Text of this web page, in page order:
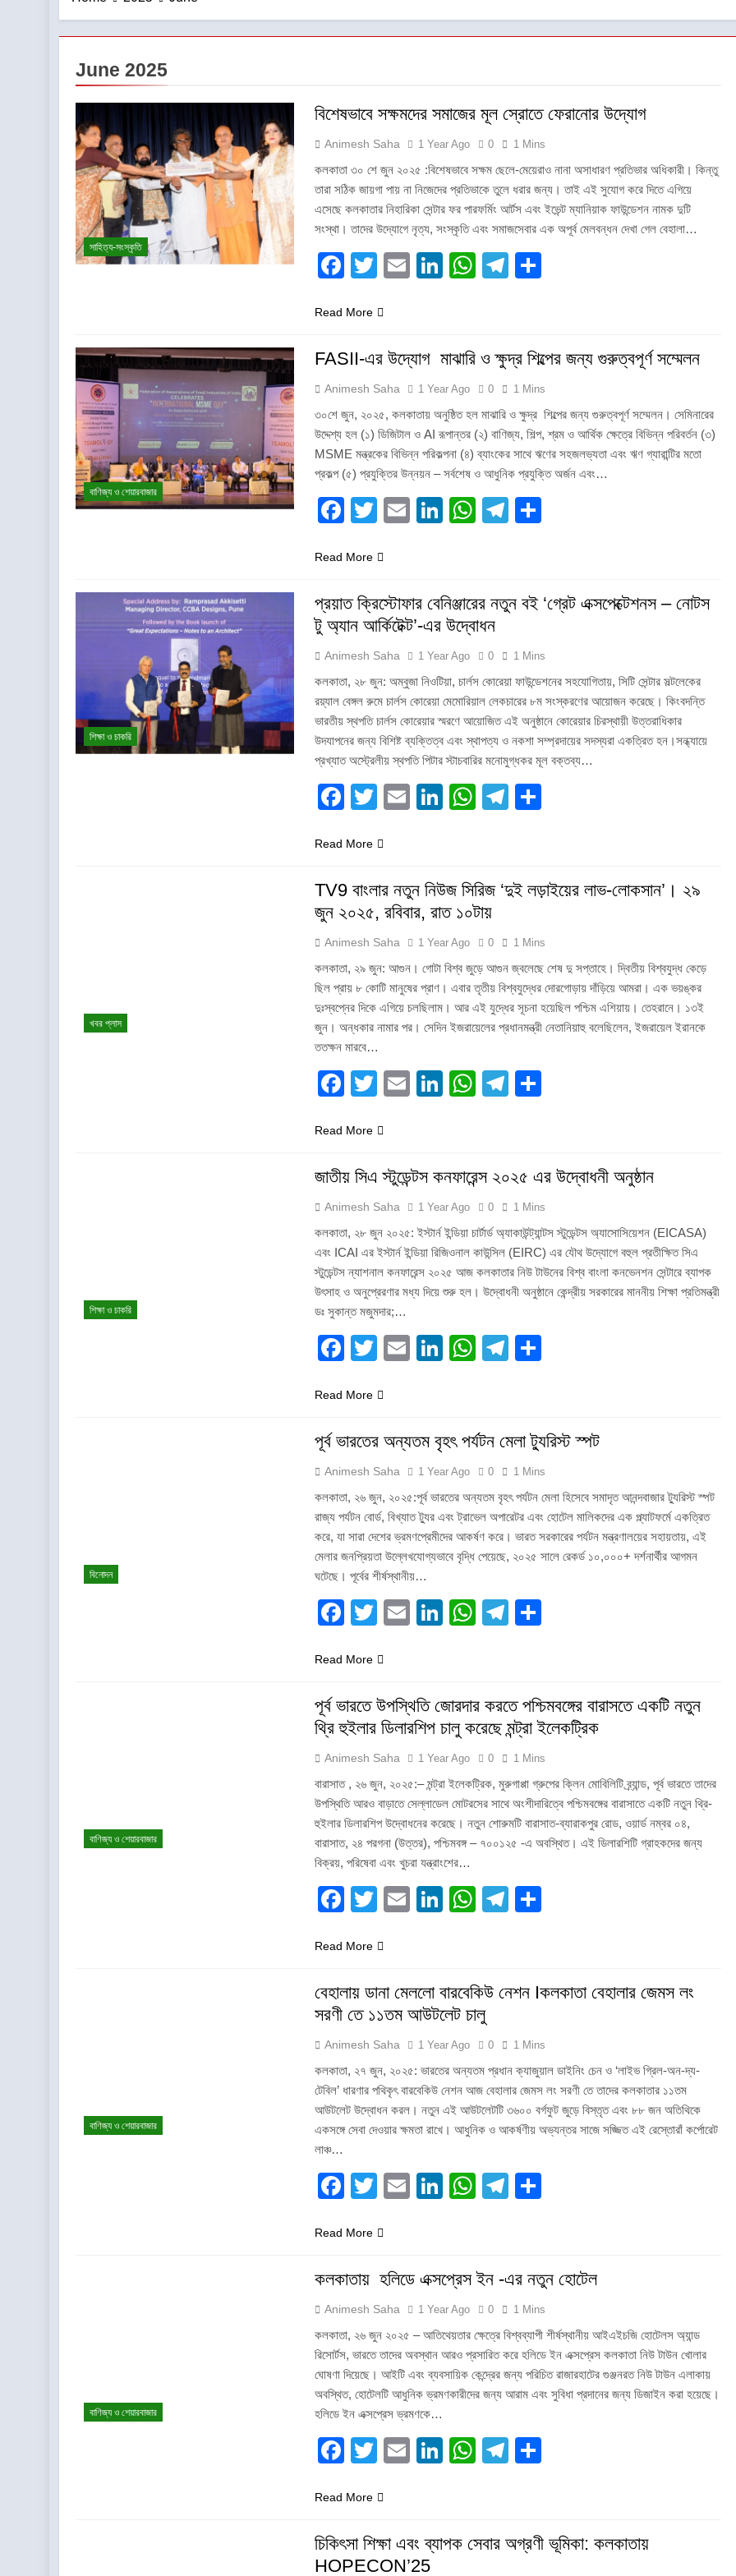
June 2025
সাহিত্য-সংস্কৃতি
বিশেষভাবে সক্ষমদের সমাজের মূল স্রোতে ফেরানোর উদ্যোগ
Animesh Saha 1 Year Ago 0 1 Mins
কলকাতা ৩০ শে জুন ২০২৫ :বিশেষভাবে সক্ষম ছেলে-মেয়েরাও নানা অসাধারণ প্রতিভার অধিকারী। কিন্তু
তারা সঠিক জায়গা পায় না নিজেদের প্রতিভাকে তুলে ধরার জন্য। তাই এই সুযোগ করে দিতে এগিয়ে
এসেছে কলকাতার নিহারিকা সেন্টার ফর পারফর্মিং আর্টস এবং ইভেন্ট ম্যানিয়াক ফাউন্ডেশন নামক দুটি
সংস্থা। তাদের উদ্যোগে নৃত্য, সংস্কৃতি এবং সমাজসেবার এক অপূর্ব মেলবন্ধন দেখা গেল বেহালা…
Facebook
Twitter
EmailLinkedIn
WhatsApp
Telegram
Read More
বাণিজ্য ও শেয়ারবাজার
FASII-এর উদ্যোগ মাঝারি ও ক্ষুদ্র শিল্পের জন্য গুরুত্বপূর্ণ সম্মেলন
Animesh Saha 1 Year Ago 0 1 Mins
৩০শে জুন, ২০২৫, কলকাতায় অনুষ্ঠিত হল মাঝারি ও ক্ষুদ্র শিল্পের জন্য গুরুত্বপূর্ণ সম্মেলন। সেমিনারের
উদ্দেশ্য হল (১) ডিজিটাল ও AI রূপান্তর (২) বাণিজ্য, শিল্প, শ্রম ও আর্থিক ক্ষেত্রে বিভিন্ন পরিবর্তন (৩)
MSME মন্ত্রকের বিভিন্ন পরিকল্পনা (৪) ব্যাংকের সাথে ঋণের সহজলভ্যতা এবং ঋণ গ্যারান্টির মতো
প্রকল্প (৫) প্রযুক্তির উন্নয়ন – সর্বশেষ ও আধুনিক প্রযুক্তি অর্জন এবং…
Facebook
Twitter
EmailLinkedIn
WhatsApp
Telegram
Read More
শিক্ষা ও চাকরি
প্রয়াত ক্রিস্টোফার বেনিঞ্জারের নতুন বই ‘গ্রেট এক্সপেক্টেশনস – নোটস
টু অ্যান আর্কিটেক্ট’-এর উদ্বোধন
Animesh Saha 1 Year Ago 0 1 Mins
কলকাতা, ২৮ জুন: অম্বুজা নিওটিয়া, চার্লস কোরেয়া ফাউন্ডেশনের সহযোগিতায়, সিটি সেন্টার সল্টলেকের
রয়্যাল বেঙ্গল রুমে চার্লস কোরেয়া মেমোরিয়াল লেকচারের ৮ম সংস্করণের আয়োজন করেছে। কিংবদন্তি
ভারতীয় স্থপতি চার্লস কোরেয়ার স্মরণে আয়োজিত এই অনুষ্ঠানে কোরেয়ার চিরস্থায়ী উত্তরাধিকার
উদযাপনের জন্য বিশিষ্ট ব্যক্তিত্ব এবং স্থাপত্য ও নকশা সম্প্রদায়ের সদস্যরা একত্রিত হন।সন্ধ্যায়ে
প্রখ্যাত অস্ট্রেলীয় স্থপতি পিটার স্টাচবারির মনোমুগ্ধকর মূল বক্তব্য…
Facebook
Twitter
EmailLinkedIn
WhatsApp
Telegram
Read More
খবর প্লাস
TV9 বাংলার নতুন নিউজ সিরিজ ‘দুই লড়াইয়ের লাভ-লোকসান’। ২৯
জুন ২০২৫, রবিবার, রাত ১০টায়
Animesh Saha 1 Year Ago 0 1 Mins
কলকাতা, ২৯ জুন: আগুন। গোটা বিশ্ব জুড়ে আগুন জ্বলেছে শেষ দু সপ্তাহে। দ্বিতীয় বিশ্বযুদ্ধ কেড়ে
ছিল প্রায় ৮ কোটি মানুষের প্রাণ। এবার তৃতীয় বিশ্বযুদ্ধের দোরগোড়ায় দাঁড়িয়ে আমরা। এক ভয়ঙ্কর
দুঃস্বপ্নের দিকে এগিয়ে চলছিলাম। আর এই যুদ্ধের সূচনা হয়েছিল পশ্চিম এশিয়ায়। তেহরানে। ১৩ই
জুন। অন্ধকার নামার পর। সেদিন ইজরায়েলের প্রধানমন্ত্রী নেতানিয়াহু বলেছিলেন, ইজরায়েল ইরানকে
ততক্ষন মারবে…
Facebook
Twitter
EmailLinkedIn
WhatsApp
Telegram
Read More
শিক্ষা ও চাকরি
জাতীয় সিএ স্টুডেন্টস কনফারেন্স ২০২৫ এর উদ্বোধনী অনুষ্ঠান
Animesh Saha 1 Year Ago 0 1 Mins
কলকাতা, ২৮ জুন ২০২৫: ইস্টার্ন ইন্ডিয়া চার্টার্ড অ্যাকাউন্ট্যান্টস স্টুডেন্টস অ্যাসোসিয়েশন (EICASA)
এবং ICAI এর ইস্টার্ন ইন্ডিয়া রিজিওনাল কাউন্সিল (EIRC) এর যৌথ উদ্যোগে বহুল প্রতীক্ষিত সিএ
স্টুডেন্টস ন্যাশনাল কনফারেন্স ২০২৫ আজ কলকাতার নিউ টাউনের বিশ্ব বাংলা কনভেনশন সেন্টারে ব্যাপক
উৎসাহ ও অনুপ্রেরণার মধ্য দিয়ে শুরু হল। উদ্বোধনী অনুষ্ঠানে কেন্দ্রীয় সরকারের মাননীয় শিক্ষা প্রতিমন্ত্রী
ডঃ সুকান্ত মজুমদার;…
Facebook
Twitter
EmailLinkedIn
WhatsApp
Telegram
Read More
বিনোদন
পূর্ব ভারতের অন্যতম বৃহৎ পর্যটন মেলা ট্যুরিস্ট স্পট
Animesh Saha 1 Year Ago 0 1 Mins
কলকাতা, ২৬ জুন, ২০২৫:পূর্ব ভারতের অন্যতম বৃহৎ পর্যটন মেলা হিসেবে সমাদৃত আনন্দবাজার ট্যুরিস্ট স্পট
রাজ্য পর্যটন বোর্ড, বিখ্যাত ট্যুর এবং ট্রাভেল অপারেটর এবং হোটেল মালিকদের এক প্ল্যাটফর্মে একত্রিত
করে, যা সারা দেশের ভ্রমণপ্রেমীদের আকর্ষণ করে। ভারত সরকারের পর্যটন মন্ত্রণালয়ের সহায়তায়, এই
মেলার জনপ্রিয়তা উল্লেখযোগ্যভাবে বৃদ্ধি পেয়েছে, ২০২৫ সালে রেকর্ড ১০,০০০+ দর্শনার্থীর আগমন
ঘটেছে। পূর্বের শীর্ষস্থানীয়…
Facebook
Twitter
EmailLinkedIn
WhatsApp
Telegram
Read More
বাণিজ্য ও শেয়ারবাজার
পূর্ব ভারতে উপস্থিতি জোরদার করতে পশ্চিমবঙ্গের বারাসতে একটি নতুন
থ্রি হুইলার ডিলারশিপ চালু করেছে মন্ট্রা ইলেকট্রিক
Animesh Saha 1 Year Ago 0 1 Mins
বারাসাত , ২৬ জুন, ২০২৫:– মন্ট্রা ইলেকট্রিক, মুরুগাপ্পা গ্রুপের ক্লিন মোবিলিটি ব্র্যান্ড, পূর্ব ভারতে তাদের
উপস্থিতি আরও বাড়াতে সেল্লাডেল মোটরসের সাথে অংশীদারিত্বে পশ্চিমবঙ্গের বারাসাতে একটি নতুন থ্রি-
হুইলার ডিলারশিপ উদ্বোধনের করেছে। নতুন শোরুমটি বারাসাত-ব্যারাকপুর রোড, ওয়ার্ড নম্বর ০৪,
বারাসাত, ২৪ পরগনা (উত্তর), পশ্চিমবঙ্গ – ৭০০১২৫ -এ অবস্থিত। এই ডিলারশিটি গ্রাহকদের জন্য
বিক্রয়, পরিষেবা এবং খুচরা যন্ত্রাংশের…
Facebook
Twitter
EmailLinkedIn
WhatsApp
Telegram
Read More
বাণিজ্য ও শেয়ারবাজার
বেহালায় ডানা মেললো বারবেকিউ নেশন Iকলকাতা বেহালার জেমস লং
সরণী তে ১১তম আউটলেট চালু
Animesh Saha 1 Year Ago 0 1 Mins
কলকাতা, ২৭ জুন, ২০২৫: ভারতের অন্যতম প্রধান ক্যাজুয়াল ডাইনিং চেন ও ‘লাইভ গ্রিল-অন-দ্য-
টেবিল’ ধারণার পথিকৃৎ বারবেকিউ নেশন আজ বেহালার জেমস লং সরণী তে তাদের কলকাতার ১১তম
আউটলেট উদ্বোধন করল। নতুন এই আউটলেটটি ৩৬০০ বর্গফুট জুড়ে বিস্তৃত এবং ৮৮ জন অতিথিকে
একসঙ্গে সেবা দেওয়ার ক্ষমতা রাখে। আধুনিক ও আকর্ষণীয় অভ্যন্তর সাজে সজ্জিত এই রেস্তোরাঁ কর্পোরেট
লাঞ্চ…
Facebook
Twitter
EmailLinkedIn
WhatsApp
Telegram
Read More
বাণিজ্য ও শেয়ারবাজার
কলকাতায় হলিডে এক্সপ্রেস ইন -এর নতুন হোটেল
Animesh Saha 1 Year Ago 0 1 Mins
কলকাতা, ২৬ জুন ২০২৫ – আতিথেয়তার ক্ষেত্রে বিশ্বব্যাপী শীর্ষস্থানীয় আইএইচজি হোটেলস অ্যান্ড
রিসোর্টস, ভারতে তাদের অবস্থান আরও প্রসারিত করে হলিডে ইন এক্সপ্রেস কলকাতা নিউ টাউন খোলার
ঘোষণা দিয়েছে। আইটি এবং ব্যবসায়িক কেন্দ্রের জন্য পরিচিত রাজারহাটের গুঞ্জনরত নিউ টাউন এলাকায়
অবস্থিত, হোটেলটি আধুনিক ভ্রমণকারীদের জন্য আরাম এবং সুবিধা প্রদানের জন্য ডিজাইন করা হয়েছে।
হলিডে ইন এক্সপ্রেস ভ্রমণকে…
Facebook
Twitter
EmailLinkedIn
WhatsApp
Telegram
Read More
চিকিৎসা শিক্ষা এবং ব্যাপক সেবার অগ্রণী ভূমিকা: কলকাতায়
HOPECON’25